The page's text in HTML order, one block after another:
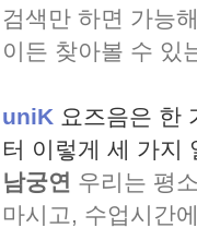
검색만 하면 가능
이든 찾아볼 수 있
uniK 요즈음은 한
터 이렇게 세 가지
남궁연 우리는 평
마시고, 수업시간